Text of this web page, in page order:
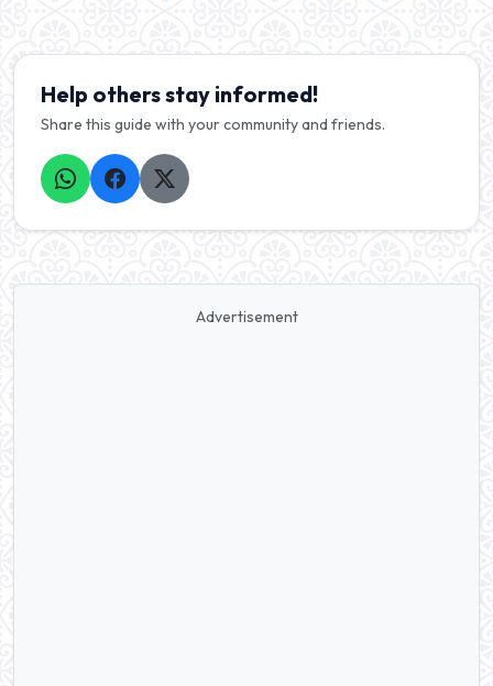
Help others stay informed!
Share this guide with your community and friends.
Advertisement